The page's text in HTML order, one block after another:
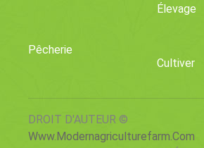
Élevage
Pêcherie
Cultiver
DROIT D'AUTEUR ©
Www.modernagriculturefarm.com